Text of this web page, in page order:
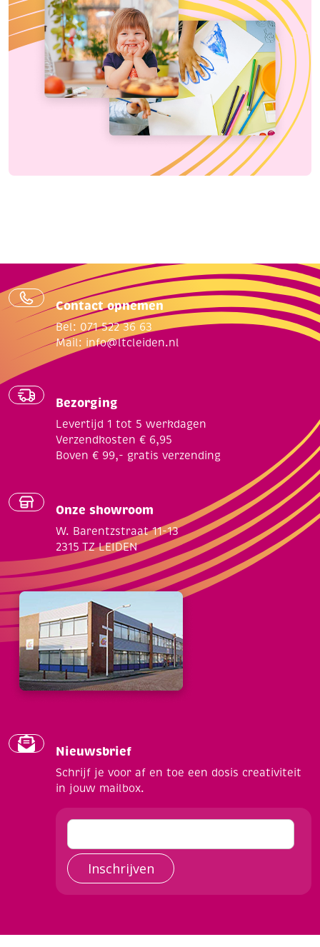
Contact opnemen
Bel: 071 522 36 63
Mail: info@ltcleiden.nl
Bezorging
Levertijd 1 tot 5 werkdagen
Verzendkosten € 6,95
Boven € 99,- gratis verzending
Onze showroom
W. Barentzstraat 11-13
2315 TZ LEIDEN
Nieuwsbrief
Schrijf je voor af en toe een dosis creativiteit
in jouw mailbox.
Inschrijven